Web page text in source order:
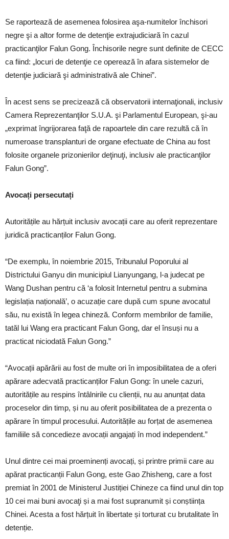
Se raportează de asemenea folosirea aşa-numitelor închisori
negre şi a altor forme de detenţie extrajudiciară în cazul
practicanţilor Falun Gong. Închisorile negre sunt definite de CECC
ca fiind: „locuri de detenţie ce operează în afara sistemelor de
detenţie judiciară şi administrativă ale Chinei”.
În acest sens se precizează că observatorii internaţionali, inclusiv
Camera Reprezentanţilor S.U.A. şi Parlamentul European, şi-au
„exprimat îngrijorarea faţă de rapoartele din care rezultă că în
numeroase transplanturi de organe efectuate de China au fost
folosite organele prizonierilor deţinuţi, inclusiv ale practicanţilor
Falun Gong”.
Avocați persecutați
Autoritățile au hărțuit inclusiv avocații care au oferit reprezentare
juridică practicanților Falun Gong.
“De exemplu, în noiembrie 2015, Tribunalul Poporului al
Districtului Ganyu din municipiul Lianyungang, l-a judecat pe
Wang Dushan pentru că ‘a folosit Internetul pentru a submina
legislația națională’, o acuzație care după cum spune avocatul
său, nu există în legea chineză. Conform membrilor de familie,
tatăl lui Wang era practicant Falun Gong, dar el însuși nu a
practicat niciodată Falun Gong.”
“Avocații apărării au fost de multe ori în imposibilitatea de a oferi
apărare adecvată practicanților Falun Gong: în unele cazuri,
autoritățile au respins întâlnirile cu clienții, nu au anunțat data
proceselor din timp, și nu au oferit posibilitatea de a prezenta o
apărare în timpul procesului. Autoritățile au forțat de asemenea
familiile să concedieze avocații angajați în mod independent.”
Unul dintre cei mai proeminenți avocați, și printre primii care au
apărat practicanții Falun Gong, este Gao Zhisheng, care a fost
premiat în 2001 de Ministerul Justiției Chineze ca fiind unul din top
10 cei mai buni avocaţi și a mai fost supranumit și conștiința
Chinei. Acesta a fost hărțuit în libertate și torturat cu brutalitate în
detenție.